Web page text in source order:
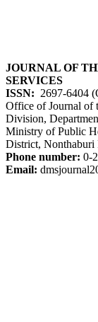
JOURNAL OF
SERVICES
ISSN: 2697-6404
Office of Journal of
Division,
Ministry of Public
District, Nonthaburi
Phone number: 0-
Email: